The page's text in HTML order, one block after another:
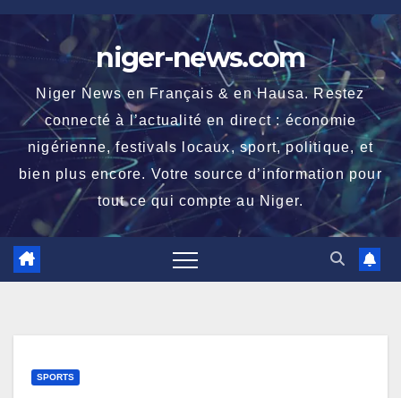
Skip
to
content
niger-news.com
Niger News en Français & en Hausa. Restez
connecté à l’actualité en direct : économie
nigérienne, festivals locaux, sport, politique, et
bien plus encore. Votre source d’information pour
tout ce qui compte au Niger.
SPORTS